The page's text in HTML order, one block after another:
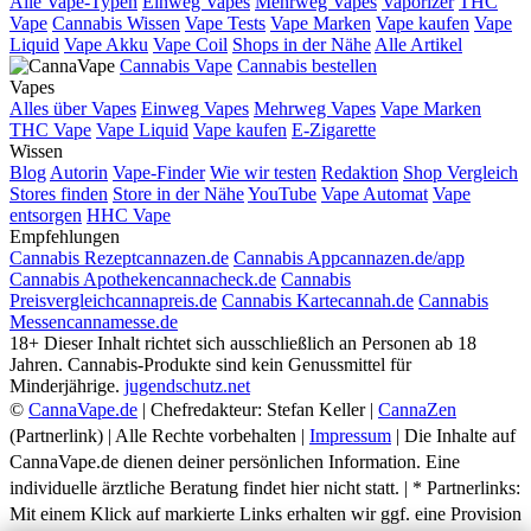
Vape Cannabis Wissen Vape Tests Vape Marken Vape kaufen Vape
Liquid Vape Akku Vape Coil Shops in der Nähe Alle Artikel
Cannabis Vape Cannabis bestellen
Vapes
Alles über Vapes Einweg Vapes Mehrweg Vapes Vape Marken
THC Vape Vape Liquid Vape kaufen E-Zigarette
Wissen
Blog Autorin Vape-Finder Wie wir testen Redaktion Shop Vergleich
Stores finden Store in der NäheYouTube Vape Automat Vape
entsorgen HHC Vape
Empfehlungen
Cannabis Rezeptcannazen.de Cannabis Appcannazen.de/app
Cannabis Apothekencannacheck.de Cannabis
Preisvergleichcannapreis.de Cannabis Kartecannah.de Cannabis
Messencannamesse.de
18+ Dieser Inhalt richtet sich ausschließlich an Personen ab 18
Jahren. Cannabis-Produkte sind kein Genussmittel für
Minderjährige. jugendschutz.net
© CannaVape.de | Chefredakteur: Stefan Keller | CannaZen
(Partnerlink) | Alle Rechte vorbehalten | Impressum | Die Inhalte auf
CannaVape.de dienen deiner persönlichen Information. Eine
individuelle ärztliche Beratung findet hier nicht statt. | * Partnerlinks:
Mit einem Klick auf markierte Links erhalten wir ggf. eine Provision